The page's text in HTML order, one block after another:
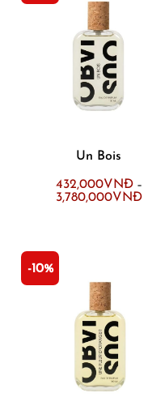
Un Bois
432,000VNĐ–
3,780,000VNĐ
-10%